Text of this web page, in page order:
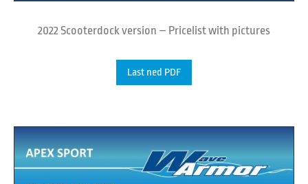
2022 Scooterdock version – Pricelist with pictures
Last ned PDF